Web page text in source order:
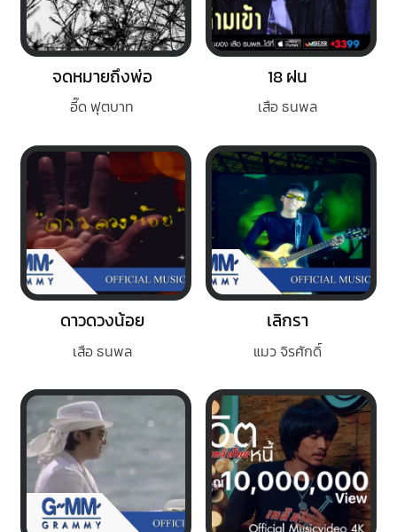
จดหมายถึงพ่อ
อี๊ด ฟุตบาท
18 ฝน
เสือ ธนพล
ดาวดวงน้อย
เสือ ธนพล
เลิกรา
แมว จิรศักดิ์